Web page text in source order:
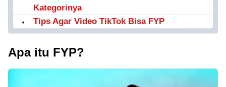
Kategorinya
Tips Agar Video TikTok Bisa FYP
Apa itu FYP?